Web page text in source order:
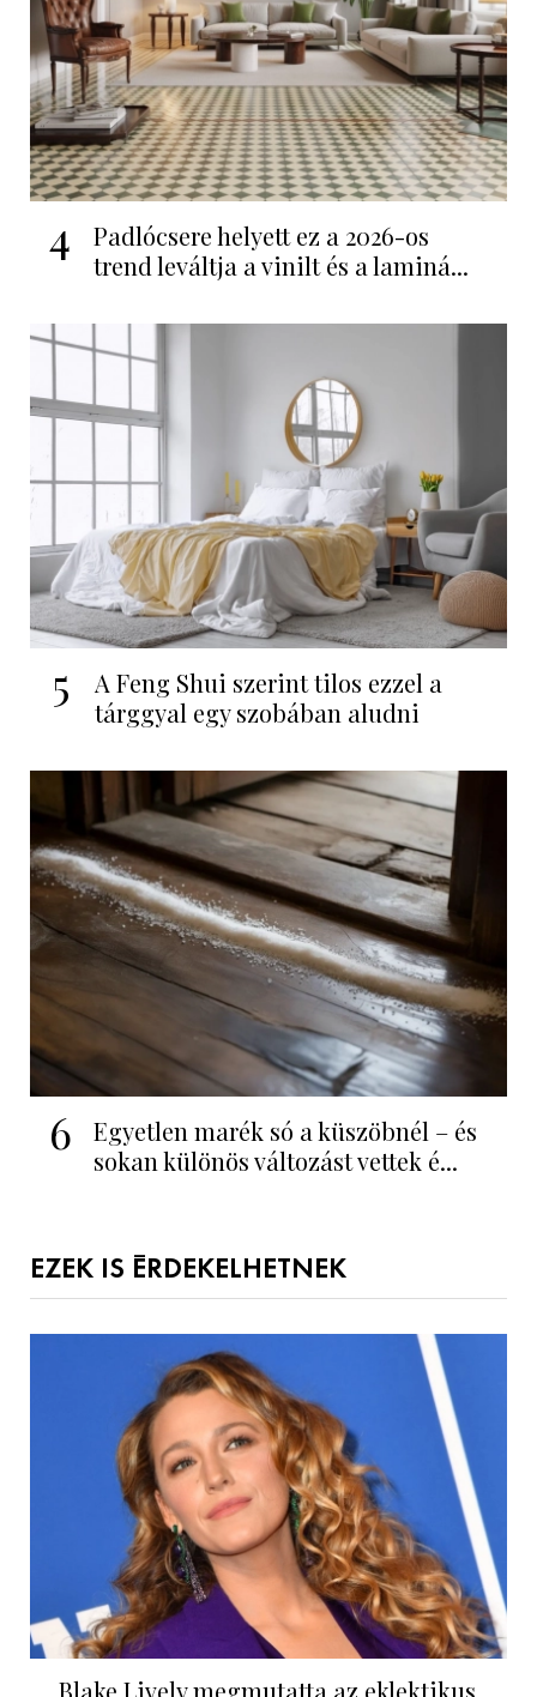
4
Padlócsere helyett ez a 2026-os
trend leváltja a vinilt és a laminá...
5
A Feng Shui szerint tilos ezzel a
tárggyal egy szobában aludni
6
Egyetlen marék só a küszöbnél – és
sokan különös változást vettek é...
EZEK IS ÉRDEKELHETNEK